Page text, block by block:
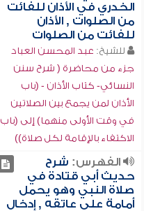
الخدري في الأذان للفائت
من الصلوات , الأذان
للفائت من الصلوات
للشيخ: عبد المحسن العباد
جزء من محاضرة ( شرح سنن
النسائي- كتاب الأذان - (باب
الأذان لمن يجمع بين الصلاتين
في وقت الأولى منهما) إلى (باب
الاكتفاء بالإقامة لكل صلاة))
الفهرس: شرح
حديث أبي قتادة في
صلاة النبي وهو يحمل
أمامة على عاتقه , إدخال